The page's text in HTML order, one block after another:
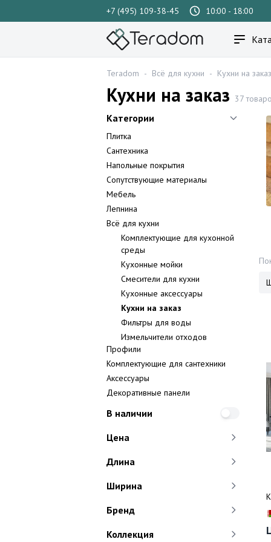
+7 (495) 109-38-45 10:00 - 18:00
Teradom - Всё для кухни - Кухни на заказ
Кухни на заказ 37
Категории
Плитка
Сантехника
Напольные покрытия
Сопутствующие материалы
Мебель
Лепнина
Всё для кухни
Комплектующие для кухонной
среды
Кухонные мойки
Смесители для кухни
Кухонные аксессуары
Кухни на заказ
Фильтры для воды
Измельчители отходов
Профили
Комплектующие для сантехники
Аксессуары
Декоративные панели
В наличии
Цена
Длина
Ширина
Бренд
Коллекция